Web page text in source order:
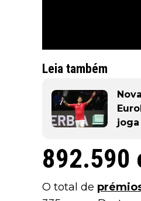
Leia também
joga
892.590
O total de